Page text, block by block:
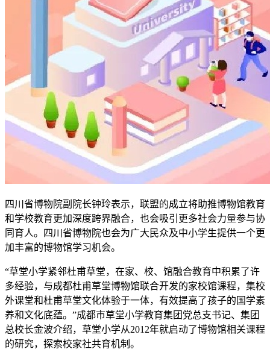
四川省博物院副院长钟玲表示，联盟的成立将助推博物馆教育
和学校教育更加深度跨界融合，也会吸引更多社会力量参与协
同育人。四川省博物院也会为广大民众及中小学生提供一个更
加丰富的博物馆学习机会。
“草堂小学紧邻杜甫草堂，在家、校、馆融合教育中积累了许
多经验，与成都杜甫草堂博物馆联合开发的家校馆课程，集校
外课堂和杜甫草堂文化体验于一体，有效提高了孩子的国学素
养和文化底蕴。”成都市草堂小学教育集团党总支书记、集团
总校长金波介绍，草堂小学从2012年就启动了博物馆相关课程
的研究，探索校家社共育机制。